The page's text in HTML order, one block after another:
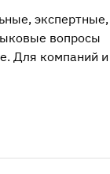
экспертные,
вопросы
Для компаний и